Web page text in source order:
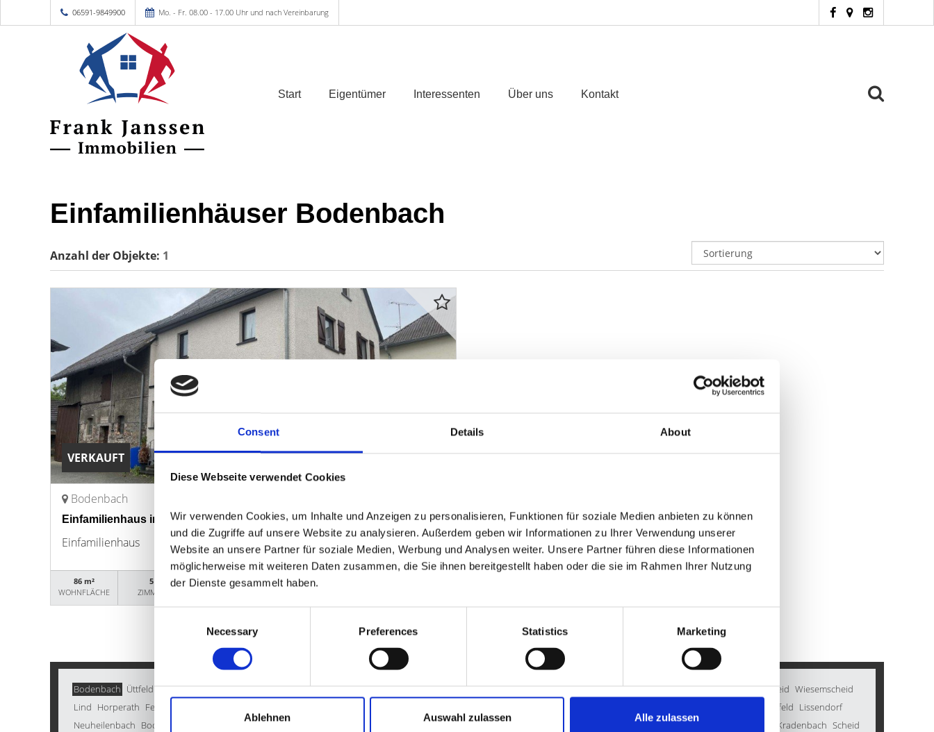
Consent Details About
Diese Webseite verwendet Cookies
Wir verwenden Cookies, um Inhalte und Anzeigen zu personalisieren, Funktionen für soziale Medien anbieten zu können
und die Zugriffe auf unsere Website zu analysieren. Außerdem geben wir Informationen zu Ihrer Verwendung unserer
Website an unsere Partner für soziale Medien, Werbung und Analysen weiter. Unsere Partner führen diese Informationen
möglicherweise mit weiteren Daten zusammen, die Sie ihnen bereitgestellt haben oder die sie im Rahmen Ihrer Nutzung
der Dienste gesammelt haben.
Necessary Preferences Statistics Marketing
Ablehnen Auswahl zulassen Alle zulassen
06591-9849900 Mo. - Fr. 08.00 - 17.00 Uhr und nach Vereinbarung
Start Eigentümer Interessenten Über uns Kontakt
Einfamilienhäuser Bodenbach
Anzahl der Objekte: 1
VERKAUFT
Bodenbach
Einfamilienhaus in Bodenbach
Einfamilienhaus
86 m²
WOHNFLÄCHE
5
ZIMMER
18130
OBJEKTNUMMER
Bodenbach Üttfeld Dockweiler Müsch Roth bei Prüm Eckfeld Geilenkirchen Kerschenbach Morbach Gindorf Heimbach Hallschlag Oberkail Berndorf Schmitt Ellscheid Wiesemscheid
Lind Horperath Feusdorf Oberstadtfeld Lissendorf
Neuheilenbach Boos Nohn Winkel (Eifel) Oberbettingen Gondenbrett Barweiler Nettersheim Kradenbach Scheid